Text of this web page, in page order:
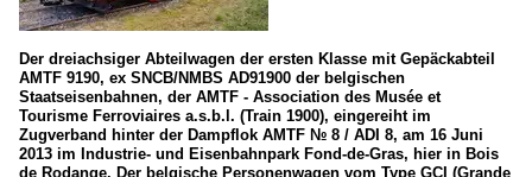
Der dreiachsiger Abteilwagen der ersten Klasse mit Gepäckabteil
AMTF 9190, ex SNCB/NMBS AD91900 der belgischen
Staatseisenbahnen, der AMTF - Association des Musée et
Tourisme Ferroviaires a.s.b.l. (Train 1900), eingereiht im
Zugverband hinter der Dampflok AMTF № 8 / ADI 8, am 16 Juni
2013 im Industrie- und Eisenbahnpark Fond-de-Gras, hier in Bois
de Rodange. Der belgische Personenwagen vom Type GCI (Grande